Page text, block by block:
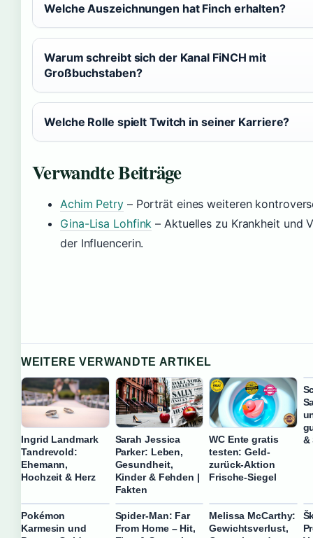
Welche Auszeichnungen hat Finch erhalten?
Warum schreibt sich der Kanal FiNCH mit
Großbuchstaben?
Welche Rolle spielt Twitch in seiner Karriere?
Verwandte Beiträge
Achim Petry– Porträt eines weiteren
Gina-Lisa Lohfink – Aktuelles zu Krankheit und
der Influencerin.
WEITERE VERWANDTE ARTIKEL
Ingrid Landmark
Tandrevold:
Ehemann,
Hochzeit & Herz
Sarah Jessica
Parker: Leben,
Gesundheit,
Kinder & Fehden |
Fakten
WC Ente gratis
testen: Geld-
zurück-Aktion
Frische-Siegel
&
Pokémon
Karmesin und
Spider-Man: Far
From Home – Hit,
Melissa McCarthy:
Gewichtsverlust,